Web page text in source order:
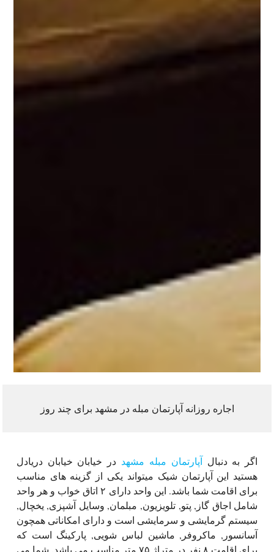
اجاره روزانه آپارتمان مبله در مشهد برای چند روز
اگر به دنبال آپارتمان مبله مشهد در خیابان خیابان دریادل
هستید این آپارتمان شیک میتواند یکی از گزینه های مناسب
برای اقامت شما باشد. این واحد دارای ۲ اتاق خواب و هر واحد
شامل اجاق گاز, پتو, تلویزیون, مبلمان, وسایل آشپزی, یخچال,
سیستم گرمایشی و سرمایشی است و دارای امکاناتی همچون
آسانسور, ماکروفر, ماشین لباس شویی, پارکینگ است که